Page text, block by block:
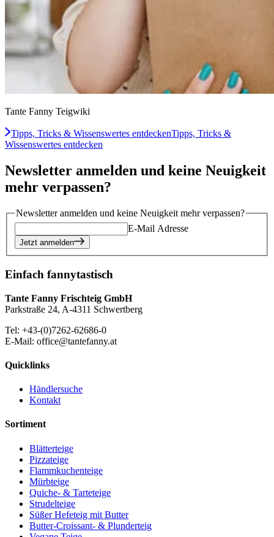
Tante Fanny Teigwiki
Tipps, Tricks & Wissenswertes entdeckenTipps, Tricks &
Wissenswertes entdecken
Newsletter anmelden und keine Neuigkeit
mehr verpassen?
Newsletter anmelden und keine Neuigkeit mehr verpassen?
E-Mail Adresse
Jetzt anmelden
Einfach fannytastisch
Tante Fanny Frischteig GmbH
Parkstraße 24, A-4311 Schwertberg
Tel: +43-(0)7262-62686-0
E-Mail: office@tantefanny.at
Quicklinks
Händlersuche
Kontakt
Sortiment
Blätterteige
Pizzateige
Flammkuchenteige
Mürbteige
Quiche- & Tarteteige
Strudelteige
Süßer Hefeteig mit Butter
Butter-Croissant- & Plunderteig